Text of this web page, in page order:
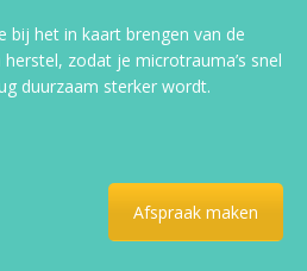
bij het in kaart brengen van de
zodat je microtrauma’s snel
duurzaam sterker wordt.
Afspraak maken